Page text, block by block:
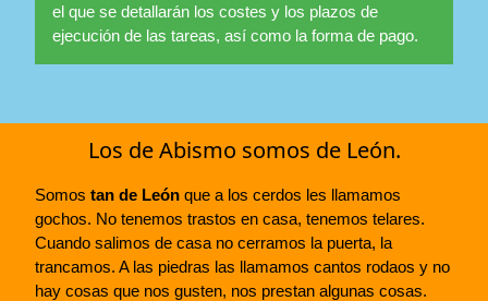
el que se detallarán los costes y los plazos de
ejecución de las tareas, así como la forma de pago.
Los de Abismo somos de León.
Somos tan de León que a los cerdos les llamamos
gochos. No tenemos trastos en casa, tenemos telares.
Cuando salimos de casa no cerramos la puerta, la
trancamos. A las piedras las llamamos cantos rodaos y no
hay cosas que nos gusten, nos prestan algunas cosas.